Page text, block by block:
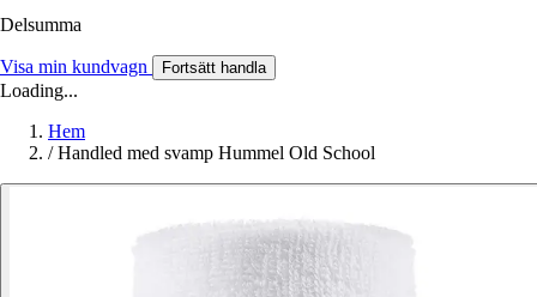
Delsumma
Visa min kundvagn Fortsätt handla
Loading...
Hem
/ Handled med svamp Hummel Old School